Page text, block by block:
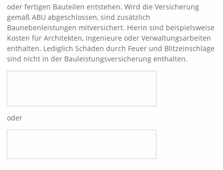
oder fertigen Bauteilen entstehen. Wird die Versicherung
gemäß ABU abgeschlossen, sind zusätzlich
Baunebenleistungen mitversichert. Hierin sind beispielsweise
Kosten für Architekten, Ingenieure oder Verwaltungsarbeiten
enthalten. Lediglich Schäden durch Feuer und Blitzeinschläge
sind nicht in der Bauleistungsversicherung enthalten.
oder